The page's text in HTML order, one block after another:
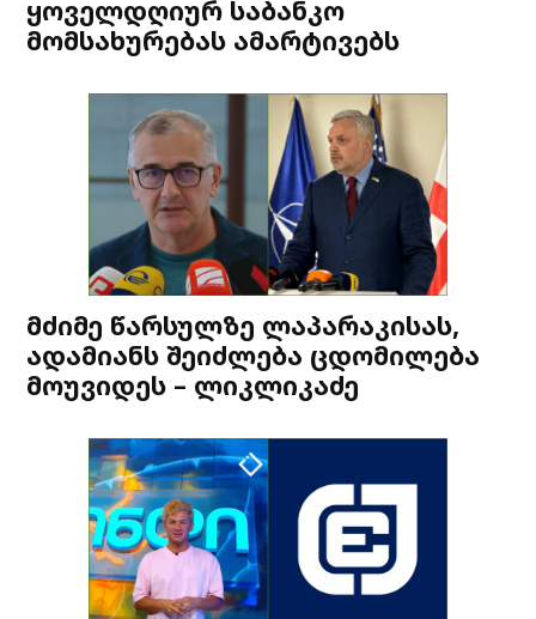
ყოველდღიურ საბანკო
მომსახურებას ამარტივებს
მძიმე წარსულზე ლაპარაკისას,
ადამიანს შეიძლება ცდომილება
მოუვიდეს – ლიკლიკაძე